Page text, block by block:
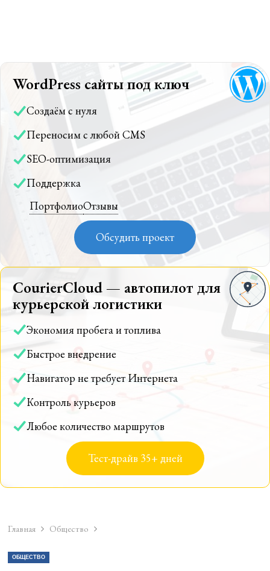
WordPress сайты под ключ
Создаём с нуля
Переносим с любой CMS
SEO-оптимизация
Поддержка
ПортфолиоОтзывы
Обсудить проект
CourierCloud — автопилот для
курьерской логистики
Экономия пробега и топлива
Быстрое внедрение
Навигатор не требует Интернета
Контроль курьеров
Любое количество маршрутов
Тест-драйв 35+ дней
Главная Общество
ОБЩЕСТВО